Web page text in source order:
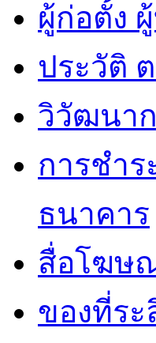
ผู้ก่อตั้ง
ประวัติ
วิวัฒนา
การชำร
ธนาคาร
สื่อโฆษ
ของที่ร